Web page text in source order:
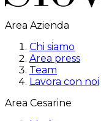
Area Azienda
Chi siamo
Area press
Team
Lavora con noi
Area Cesarine